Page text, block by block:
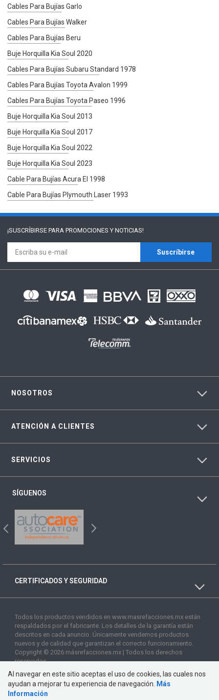
Cables Para Bujías Garlo
Cables Para Bujías Walker
Cables Para Bujías Beru
Buje Horquilla Kia Soul 2020
Cables Para Bujías Subaru Standard 1978
Cables Para Bujías Toyota Avalon 1999
Cables Para Bujías Toyota Paseo 1996
Buje Horquilla Kia Soul 2013
Buje Horquilla Kia Soul 2017
Buje Horquilla Kia Soul 2022
Buje Horquilla Kia Soul 2023
Cable Para Bujías Acura El 1998
Cable Para Bujías Plymouth Laser 1993
¡SUSCRÍBIRSE PARA PROMOCIONES Y NOTICIAS!
Suscríbirse
NOSOTROS
ATENCIÓN A CLIENTES
SERVICIOS
SÍGUENOS
CERTIFICADOS Y SEGURIDAD
Todos los productos vendidos en www.masrefacciones.mx están
respaldados por el fabricante. Los detalles de la garantía están
descritos en cada anuncio. Únicamente vendemos productos
nuevos y de calidad que garantizan el correcto funcionamiento.
Copyright © 2026 másrefacciones.mx | Todos los derechos
reservados
Al navegar en este sitio aceptas el uso de cookies, las cuales nos
ayudan a mejorar tu experiencia de navegación.
Más
Información